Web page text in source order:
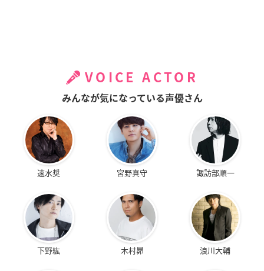
VOICE ACTOR
みんなが気になっている声優さん
速水奨 宮野真守 諏訪部順一
下野紘 木村昴 浪川大輔